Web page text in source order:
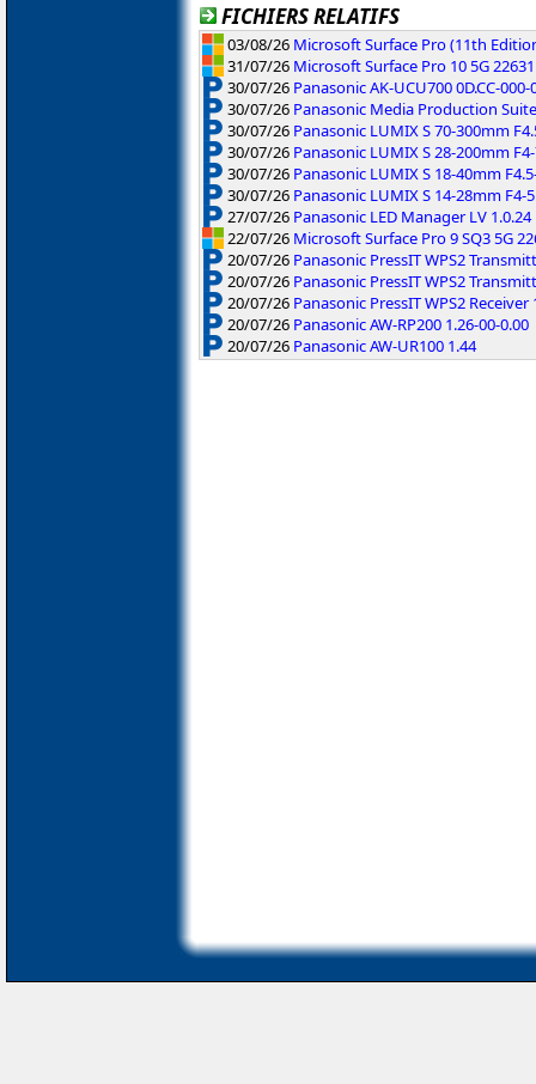
FICHIERS RELATIFS
03/08/26 Microsoft Surface Pro (11th
31/07/26 Microsoft Surface Pro 10 5G
30/07/26 Panasonic AK-UCU700 0D.CC-
30/07/26 Panasonic Media Production
30/07/26 Panasonic LUMIX S 70-300mm
30/07/26 Panasonic LUMIX S 28-200mm
30/07/26 Panasonic LUMIX S 18-40mm
30/07/26 Panasonic LUMIX S 14-28mm F4-
27/07/26 Panasonic LED Manager LV 1.0.24
22/07/26 Microsoft Surface Pro 9 SQ3 5G
20/07/26 Panasonic PressIT WPS2
20/07/26 Panasonic PressIT WPS2
20/07/26 Panasonic PressIT WPS2 Receiver
20/07/26 Panasonic AW-RP200 1.26-00-0.00
20/07/26 Panasonic AW-UR100 1.44